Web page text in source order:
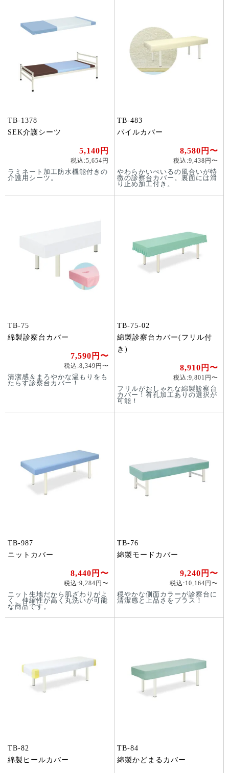
TB-1378
SEK介護シーツ
5,140円
税込:5,654円
ラミネート加工防水機能付きの
介護用シーツ。
TB-483
パイルカバー
8,580円〜
税込:9,438円〜
やわらかいぺいるの風合いが特
徴の診察台カバー。裏面には滑
り止め加工付き。
TB-75
綿製診察台カバー
7,590円〜
税込:8,349円〜
清潔感＆まろやかな温もりをも
たらす診察台カバー！
TB-75-02
綿製診察台カバー(フリル付
き)
8,910円〜
税込:9,801円〜
フリルがおしゃれな綿製診察台
カバー！有孔加工ありの選択が
可能！
TB-987
ニットカバー
8,440円〜
税込:9,284円〜
ニット生地だから肌ざわりがよ
く、伸縮性が高く丸洗いが可能
な商品です。
TB-76
綿製モードカバー
9,240円〜
税込:10,164円〜
穏やかな側面カラーが診察台に
清潔感と上品さをプラス！
TB-82
綿製ヒールカバー
TB-84
綿製かどまるカバー